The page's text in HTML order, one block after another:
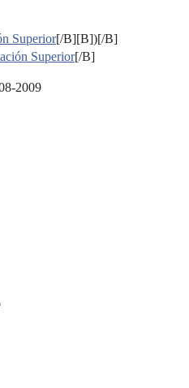
Superior[/B][B])[/B]
Superior[/B]
2009